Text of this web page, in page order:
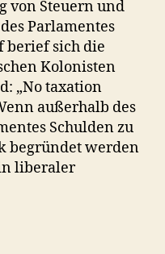
von Steuern und
Parlamentes
berief sich die
Kolonisten
„No taxation
außerhalb des
Schulden zu
begründet werden
liberaler